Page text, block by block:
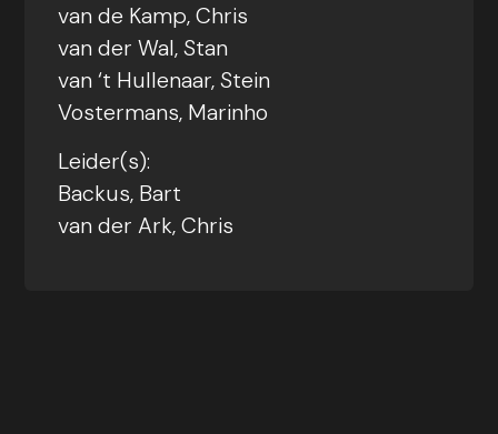
van de Kamp, Chris
van der Wal, Stan
van ‘t Hullenaar, Stein
Vostermans, Marinho
Leider(s):
Backus, Bart
van der Ark, Chris